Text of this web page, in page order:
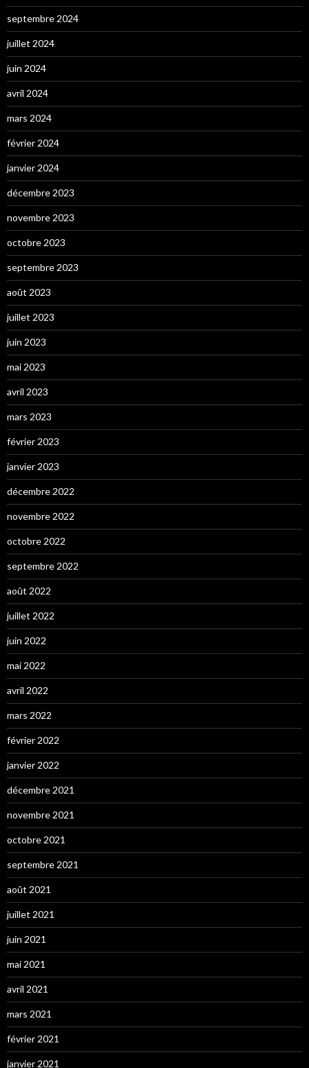
septembre 2024
juillet 2024
juin 2024
avril 2024
mars 2024
février 2024
janvier 2024
décembre 2023
novembre 2023
octobre 2023
septembre 2023
août 2023
juillet 2023
juin 2023
mai 2023
avril 2023
mars 2023
février 2023
janvier 2023
décembre 2022
novembre 2022
octobre 2022
septembre 2022
août 2022
juillet 2022
juin 2022
mai 2022
avril 2022
mars 2022
février 2022
janvier 2022
décembre 2021
novembre 2021
octobre 2021
septembre 2021
août 2021
juillet 2021
juin 2021
mai 2021
avril 2021
mars 2021
février 2021
janvier 2021